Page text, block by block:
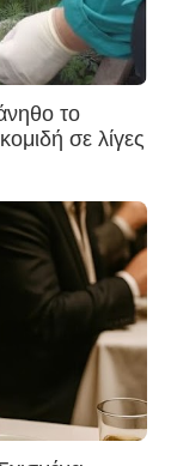
το
σε λίγες